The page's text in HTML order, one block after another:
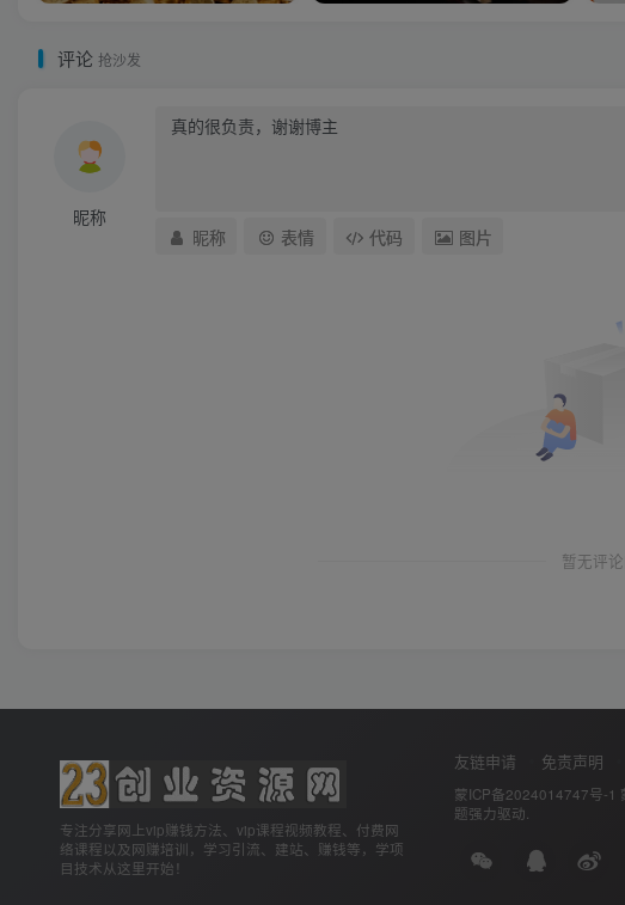
评论 抢沙发
昵称
昵称 表情 代码 图片
暂无评
专注分享网上vip赚钱方法、vip课程视频教程、付费网
络课程以及网赚培训，学习引流、建站、赚钱等，学项
目技术从这里开始！
友链申请 免责声明
蒙ICP备2024014747号-1
题强力驱动.